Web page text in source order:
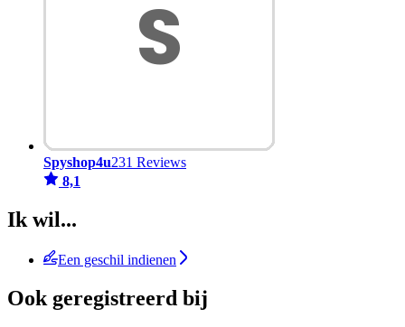
Spyshop4u231 Reviews
8,1
Ik wil...
Een geschil indienen
Ook geregistreerd bij